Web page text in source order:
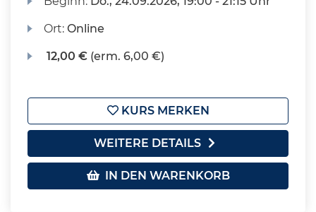
Ort:Online
12,00 € (erm. 6,00 €)
KURS MERKEN
WEITERE DETAILS
IN DEN WARENKORB